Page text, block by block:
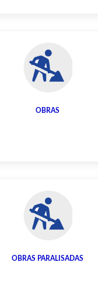
OBRAS
OBRAS PARALISADAS